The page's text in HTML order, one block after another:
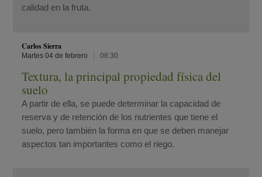
calidad en la fruta.
Carlos Sierra
Martes 04 de febrero 08:30
Textura, la principal propiedad física del
suelo
A partir de ella, se puede determinar la capacidad de
reserva y de retención de los nutrientes que tiene el
suelo, pero también la forma en que se deben manejar
aspectos tan importantes como el riego.